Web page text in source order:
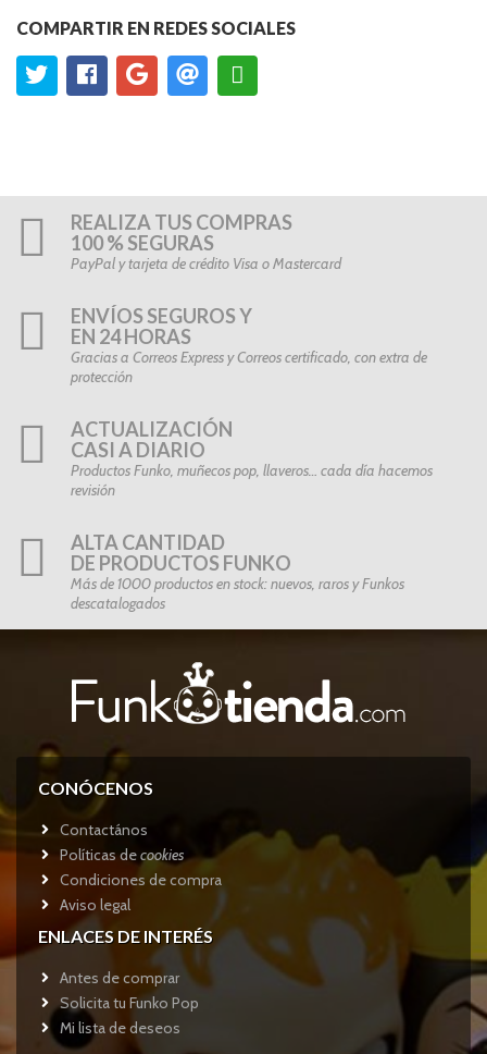
COMPARTIR EN REDES SOCIALES
REALIZA TUS COMPRAS
100 % SEGURAS
PayPal y tarjeta de crédito Visa o Mastercard
ENVÍOS SEGUROS Y
EN 24 HORAS
Gracias a Correos Express y Correos certificado, con extra de
protección
ACTUALIZACIÓN
CASI A DIARIO
Productos Funko, muñecos pop, llaveros… cada día hacemos
revisión
ALTA CANTIDAD
DE PRODUCTOS FUNKO
Más de 1000 productos en stock: nuevos, raros y Funkos
descatalogados
CONÓCENOS
Contactános
Políticas decookies
Condiciones de compra
Aviso legal
ENLACES DE INTERÉS
Antes de comprar
Solicita tu Funko Pop
Mi lista de deseos